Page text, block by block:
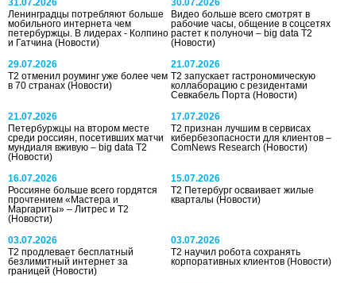
Ленинградцы потребляют больше
мобильного интернета чем
петербуржцы. В лидерах - Колпино
и Гатчина (Новости)
Видео больше всего смотрят в
рабочие часы, общение в соцсетях
растет к полуночи – big data T2
(Новости)
29.07.2026
Т2 отменил роуминг уже более чем
в 70 странах (Новости)
21.07.2026
T2 запускает гастрономическую
коллаборацию с резидентами
Севкабель Порта(Новости)
21.07.2026
Петербуржцы на втором месте
среди россиян, посетивших матчи
мундиаля вживую – big data T2
(Новости)
17.07.2026
T2 признан лучшим в сервисах
кибербезопасности для клиентов –
ComNews Research(Новости)
16.07.2026
Россияне больше всего гордятся
прочтением «Мастера и
Маргариты» – Литрес и T2
(Новости)
15.07.2026
Т2 Петербург осваивает жилые
кварталы(Новости)
03.07.2026
Т2 продлевает бесплатный
безлимитный интернет за
границей (Новости)
03.07.2026
Т2 научил робота сохранять
корпоративных клиентов(Новости)